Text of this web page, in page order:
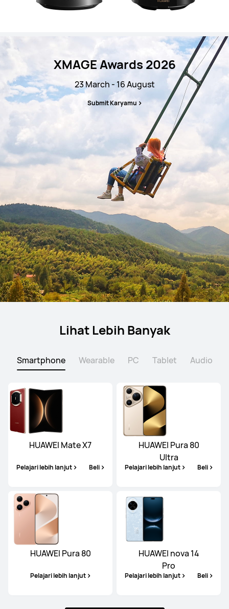
XMAGE Awards 2026
23 March - 16 August
Submit Karyamu
Lihat Lebih Banyak
Smartphone Wearable PC Tablet Audio
HUAWEI Mate X7
Pelajari lebih lanjut Beli
HUAWEI Pura 80
Ultra
Pelajari lebih lanjut Beli
HUAWEI Pura 80
Pelajari lebih lanjut
HUAWEI nova 14
Pro
Pelajari lebih lanjut Beli